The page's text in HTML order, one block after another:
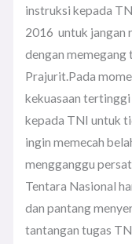
instruksi kepada
2016 untuk jangan
dengan memegang
Prajurit.Pada
kekuasaan
kepada TNI untuk
ingin memecah
mengganggu
Tentara Nasional
dan pantang
tantangan tugas